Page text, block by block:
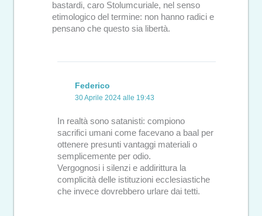
bastardi, caro Stolumcuriale, nel senso
etimologico del termine: non hanno radici e
pensano che questo sia libertà.
Federico
30 Aprile 2024 alle 19:43
In realtà sono satanisti: compiono
sacrifici umani come facevano a baal per
ottenere presunti vantaggi materiali o
semplicemente per odio.
Vergognosi i silenzi e addirittura la
complicità delle istituzioni ecclesiastiche
che invece dovrebbero urlare dai tetti.